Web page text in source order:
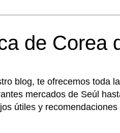
de Corea
blog, te ofrecemos toda
mercados de Seúl
útiles y